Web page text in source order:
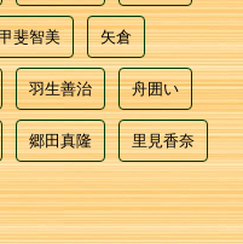
斐智美 矢倉
羽生善治 舟囲い
郷田真隆 里見香奈